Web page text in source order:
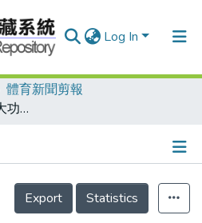
Log In
體育新聞剪報
雅典柔性訴求 女主席大功臣 出身律師能言善道 雅典神話傳佳話/國際運動舞蹈總會獲正式承認 將爭取2008年奧運舞台見
Details
Export
Statistics